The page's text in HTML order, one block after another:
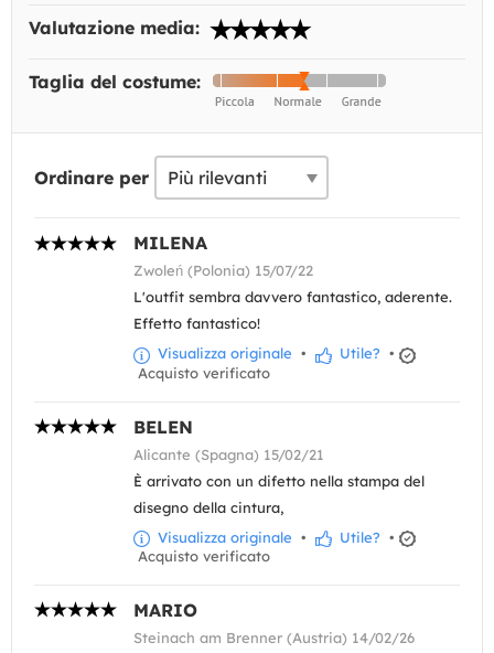
Valutazione media:
Taglia del costume:
Ordinare per
MILENA
Zwoleń (Polonia) 15/07/22
L'outfit sembra davvero fantastico, aderente.
Effetto fantastico!
Visualizza originale • Utile? •
Acquisto verificato
BELEN
Alicante (Spagna) 15/02/21
È arrivato con un difetto nella stampa del
disegno della cintura,
Visualizza originale • Utile? •
Acquisto verificato
MARIO
Steinach am Brenner (Austria) 14/02/26